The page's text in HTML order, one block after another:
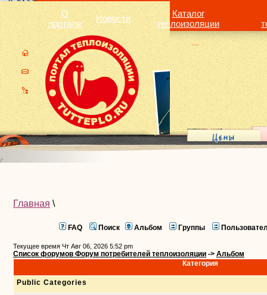
О
портале
Новости
Каталог
теплоизоляции
Главная \
FAQ Поиск Альбом Группы
Текущее время Чт Авг 06, 2026 5:52 pm
Список форумов Форум потребителей теплоизоляции -> Альбом
Категория
Public Categories